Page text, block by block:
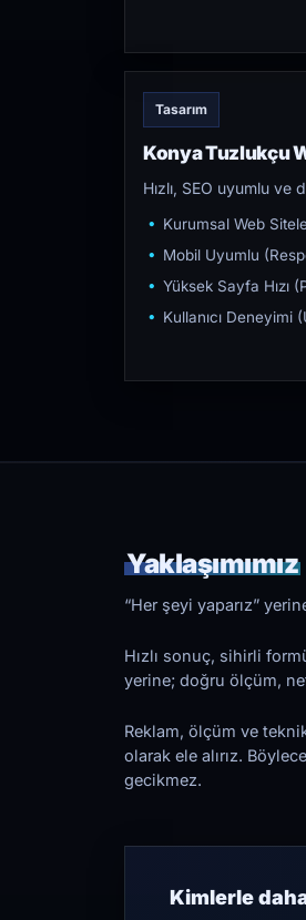
Tasarım
Konya Tuzlukçu
Hızlı, SEO uyumlu
Kurumsal Web
Mobil Uyumlu
Yüksek Sayfa Hızı
Kullanıcı Deneyimi
Yaklaşımımız
“Her şeyi yaparız”
Hızlı sonuç, sihirli
yerine; doğru ölçüm,
Reklam, ölçüm ve
olarak ele alırız.
gecikmez.
Kimlerle daha